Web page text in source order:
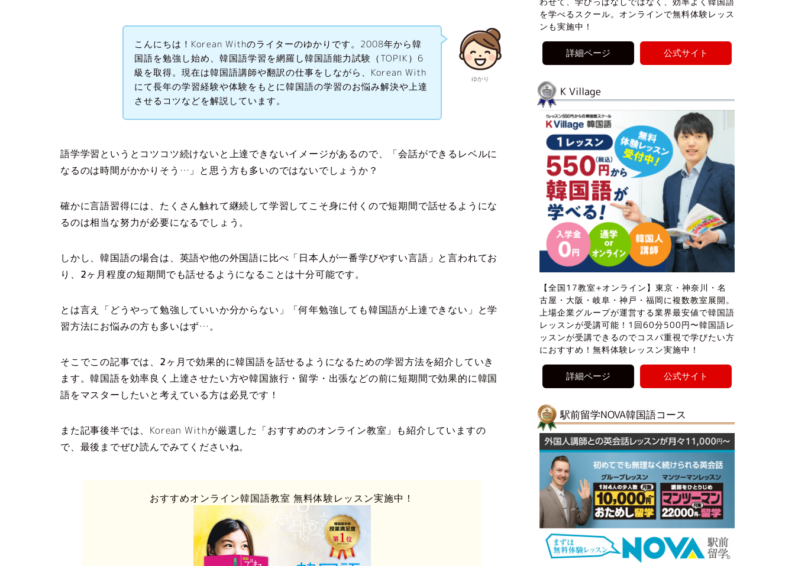
ゆかり
こんにちは！Korean Withのライターのゆかりです。2008年から韓
国語を勉強し始め、韓国語学習を網羅し韓国語能力試験（TOPIK）6
級を取得。現在は韓国語講師や翻訳の仕事をしながら、Korean With
にて長年の学習経験や体験をもとに韓国語の学習のお悩み解決や上達
させるコツなどを解説しています。
語学学習というとコツコツ続けないと上達できないイメージがあるので、「会話ができるレベルに
なるのは時間がかかりそう…」と思う方も多いのではないでしょうか？
確かに言語習得には、たくさん触れて継続して学習してこそ身に付くので短期間で話せるようにな
るのは相当な努力が必要になるでしょう。
しかし、韓国語の場合は、英語や他の外国語に比べ「日本人が一番学びやすい言語」と言われてお
り、2ヶ月程度の短期間でも話せるようになることは十分可能です。
とは言え「どうやって勉強していいか分からない」「何年勉強しても韓国語が上達できない」と学
習方法にお悩みの方も多いはず…。
そこでこの記事では、2ヶ月で効果的に韓国語を話せるようになるための学習方法を紹介していき
ます。韓国語を効率良く上達させたい方や韓国旅行・留学・出張などの前に短期間で効果的に韓国
語をマスターしたいと考えている方は必見です！
また記事後半では、Korean Withが厳選した「おすすめのオンライン教室」も紹介していますの
で、最後までぜひ読んでみてくださいね。
おすすめオンライン韓国語教室 無料体験レッスン実施中！
を学べるスクール。オンラインで無料体験レッス
ンも実施中！
詳細ページ 公式サイト
K Village
【全国17教室+オンライン】東京・神奈川・名
古屋・大阪・岐阜・神戸・福岡に複数教室展開。
上場企業グループが運営する業界最安値で韓国語
レッスンが受講可能！1回60分500円〜韓国語レ
ッスンが受講できるのでコスパ重視で学びたい方
におすすめ！無料体験レッスン実施中！
詳細ページ 公式サイト
駅前留学NOVA韓国語コース